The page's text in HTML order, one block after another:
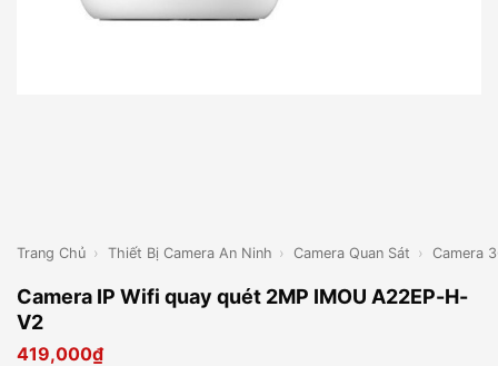
Trang Chủ › Thiết Bị Camera An Ninh › Camera Quan Sát › Camera
Camera IP Wifi quay quét 2MP IMOU A22EP-H-
V2
419,000₫